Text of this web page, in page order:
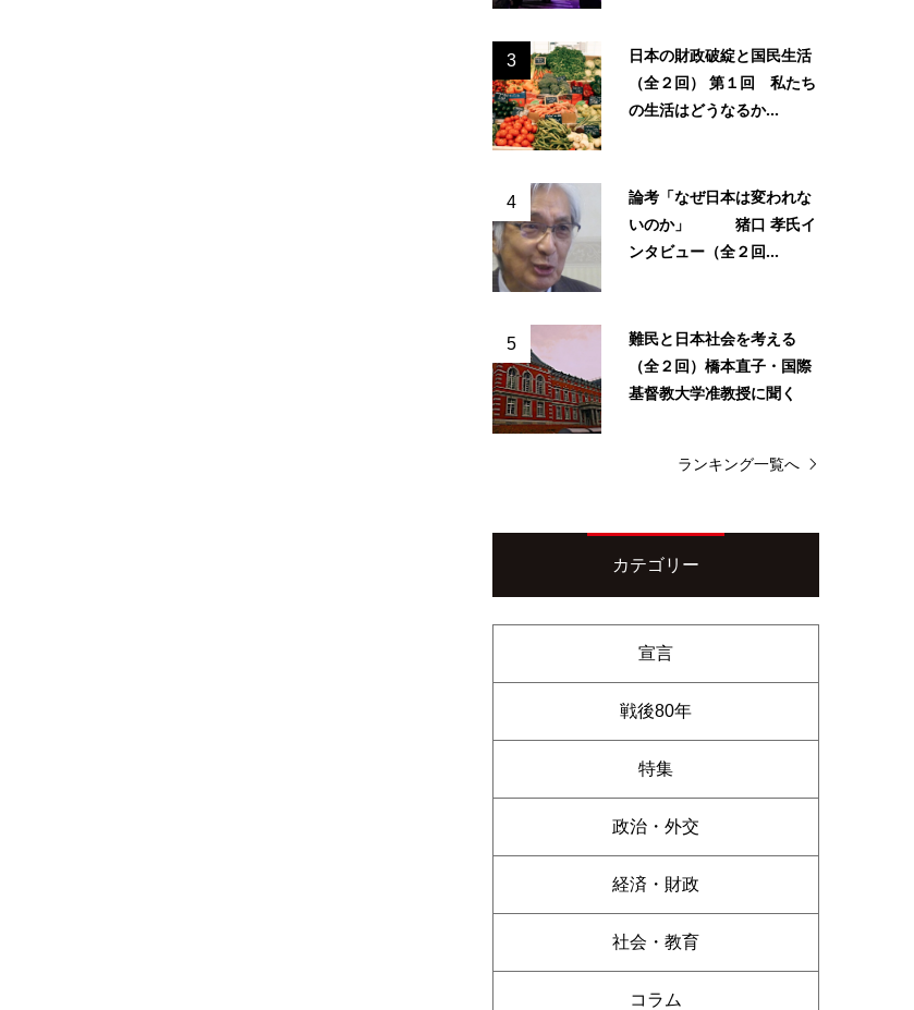
3
日本の財政破綻と国民生活
（全２回） 第１回 私たち
の生活はどうなるか...
4
論考「なぜ日本は変われな
いのか」 猪口 孝氏イ
ンタビュー（全２回...
5
難民と日本社会を考える
（全２回）橋本直子・国際
基督教大学准教授に聞く
ランキング一覧へ
カテゴリー
宣言
戦後80年
特集
政治・外交
経済・財政
社会・教育
コラム